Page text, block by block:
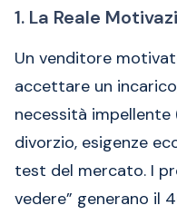
1. La Reale
Un venditore
accettare un
necessità
divorzio, esigenze
test del mercato. I
vedere” generano il